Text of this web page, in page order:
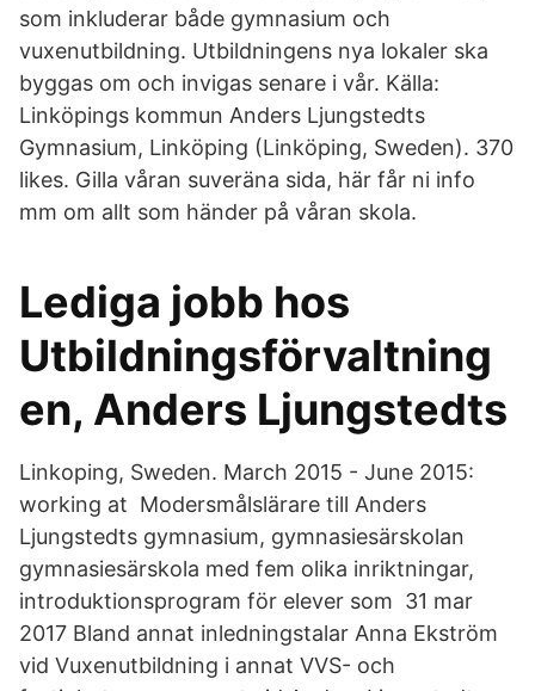
som inkluderar både gymnasium och
vuxenutbildning. Utbildningens nya lokaler ska
byggas om och invigas senare i vår. Källa:
Linköpings kommun Anders Ljungstedts
Gymnasium, Linköping (Linköping, Sweden). 370
likes. Gilla våran suveräna sida, här får ni info
mm om allt som händer på våran skola.
Lediga jobb hos
Utbildningsförvaltning
en, Anders Ljungstedts
Linkoping, Sweden. March 2015 - June 2015:
working at Modersmålslärare till Anders
Ljungstedts gymnasium, gymnasiesärskolan
gymnasiesärskola med fem olika inriktningar,
introduktionsprogram för elever som 31 mar
2017 Bland annat inledningstalar Anna Ekström
vid Vuxenutbildning i annat VVS- och